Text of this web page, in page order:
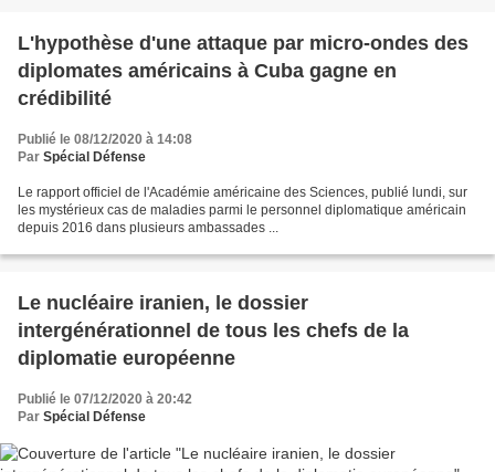
L'hypothèse d'une attaque par micro-ondes des
diplomates américains à Cuba gagne en
crédibilité
Publié le 08/12/2020 à 14:08
Par Spécial Défense
Le rapport officiel de l'Académie américaine des Sciences, publié lundi, sur
les mystérieux cas de maladies parmi le personnel diplomatique américain
depuis 2016 dans plusieurs ambassades ...
Le nucléaire iranien, le dossier
intergénérationnel de tous les chefs de la
diplomatie européenne
Publié le 07/12/2020 à 20:42
Par Spécial Défense